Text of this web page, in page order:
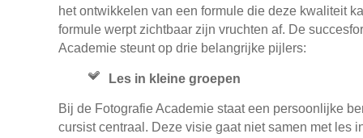
het ontwikkelen van een formule die deze kwaliteit
formule werpt zichtbaar zijn vruchten af. De
Academie steunt op drie belangrijke pijlers:
Les in kleine groepen
Bij de Fotografie Academie staat een persoonlijke
cursist centraal. Deze visie gaat niet samen met les